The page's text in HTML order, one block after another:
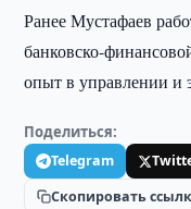
Ранее Мустафаев
банковско-
опыт в управлении и
Поделиться:
Telegram
Скопировать